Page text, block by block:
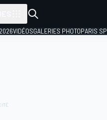
VIDÉOSGALERIES PHOTOPARIS